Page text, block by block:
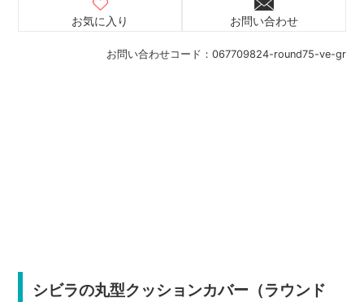
お問い合わせコード： 067709824-round75-ve-gr
お気に入り お問い合わせ
シビラの丸型クッションカバー（ラウンド